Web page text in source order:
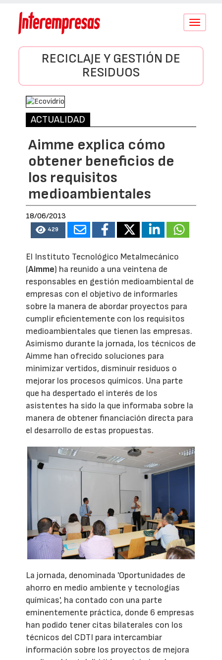
Conmutar
RECICLAJE Y GESTIÓN DE
RESIDUOS
ACTUALIDAD
Aimme explica cómo
obtener beneficios de
los requisitos
medioambientales
18/06/2013
429
El Instituto Tecnológico Metalmecánico
(Aimme) ha reunido a una veintena de
responsables en gestión medioambiental de
empresas con el objetivo de informarles
sobre la manera de abordar proyectos para
cumplir eficientemente con los requisitos
medioambientales que tienen las empresas.
Asimismo durante la jornada, los técnicos de
Aimme han ofrecido soluciones para
minimizar vertidos, disminuir residuos o
mejorar los procesos químicos. Una parte
que ha despertado el interés de los
asistentes ha sido la que informaba sobre la
manera de obtener financiación directa para
el desarrollo de estas propuestas.
La jornada, denominada 'Oportunidades de
ahorro en medio ambiente y tecnologías
químicas', ha contado con una parte
eminentemente práctica, donde 6 empresas
han podido tener citas bilaterales con los
técnicos del CDTI para intercambiar
información sobre los proyectos de mejora